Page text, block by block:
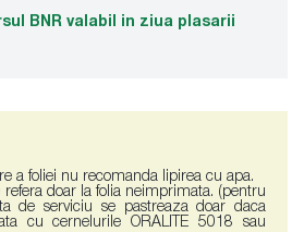
BNR valabil in ziua plasarii
a foliei nu recomanda lipirea cu apa.
refera doar la folia neimprimata. ( pentru
de serviciu se pastreaza doar daca
cu cernelurile ORALITE 5018 sau